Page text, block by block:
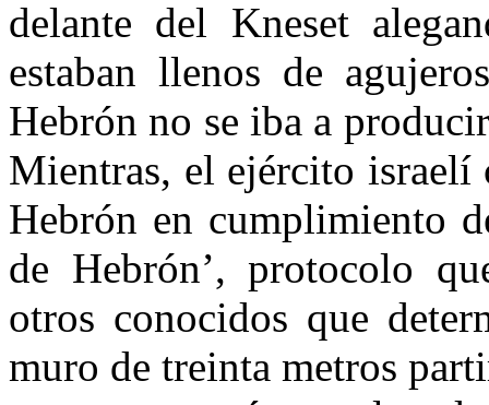
delante del Kneset
estaban llenos de
Hebrón no se iba a
Mientras, el ejército israelí
Hebrón en cumplimiento
de Hebrón’, protocolo
otros conocidos que
muro de treinta metros